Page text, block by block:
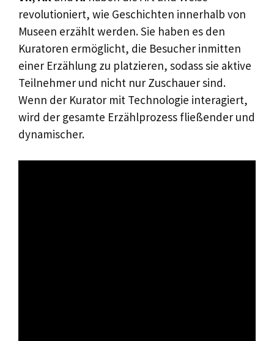
revolutioniert, wie Geschichten innerhalb von
Museen erzählt werden. Sie haben es den
Kuratoren ermöglicht, die Besucher inmitten
einer Erzählung zu platzieren, sodass sie aktive
Teilnehmer und nicht nur Zuschauer sind.
Wenn der Kurator mit Technologie interagiert,
wird der gesamte Erzählprozess fließender und
dynamischer.